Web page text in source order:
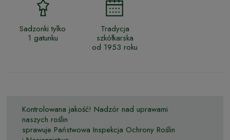
Sadzonki tylko
1 gatunku
Tradycja
szkółkarska
od 1953 roku
Kontrolowana jakość! Nadzór nad uprawami
naszych roślin
sprawuje Państwowa Inspekcja Ochrony Roślin